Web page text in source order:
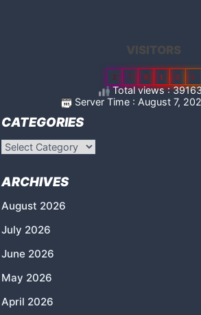
VISITORS
2 7 8 1 3 1
Total views :
Server Time : August 7,
CATEGORIES
Categories
ARCHIVES
August 2026
July 2026
June 2026
May 2026
April 2026